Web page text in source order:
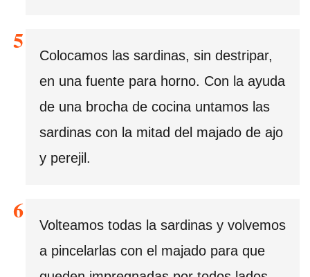
Colocamos las sardinas, sin destripar,
en una fuente para horno. Con la ayuda
de una brocha de cocina untamos las
sardinas con la mitad del majado de ajo
y perejil.
Volteamos todas la sardinas y volvemos
a pincelarlas con el majado para que